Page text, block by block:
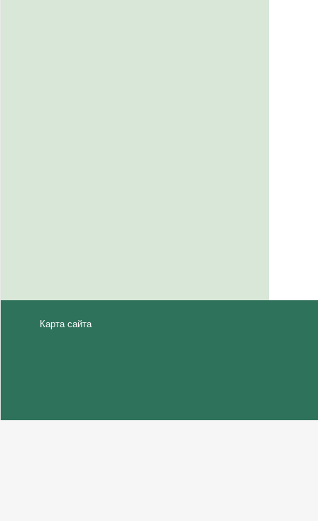
Карта сайта